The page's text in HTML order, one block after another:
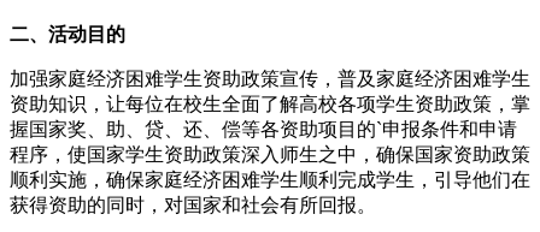
二、活动目的
加强家庭经济困难学生资助政策宣传，普及家庭经济困难学生
资助知识，让每位在校生全面了解高校各项学生资助政策，掌
握国家奖、助、贷、还、偿等各资助项目的`申报条件和申请
程序，使国家学生资助政策深入师生之中，确保国家资助政策
顺利实施，确保家庭经济困难学生顺利完成学生，引导他们在
获得资助的同时，对国家和社会有所回报。